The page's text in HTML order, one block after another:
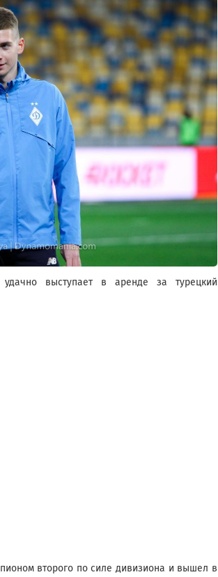
удачно выступает в аренде за турецкий
второго по силе дивизиона и вышел в